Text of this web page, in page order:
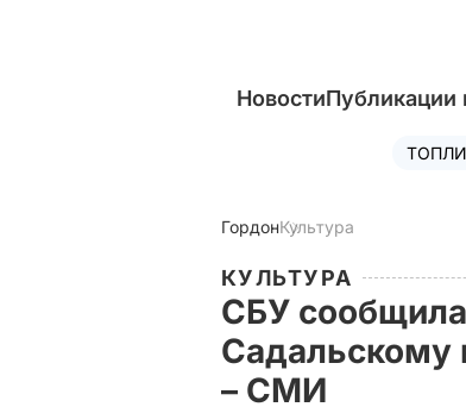
НовостиПубликации
ГордонКультура
КУЛЬТУРА
СБУ
Садальскому
– СМИ